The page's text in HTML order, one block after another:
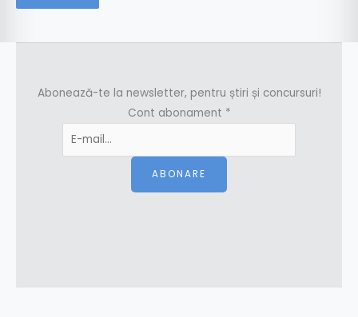
Abonează-te la newsletter, pentru știri și concursuri!
Cont abonament *
ABONARE